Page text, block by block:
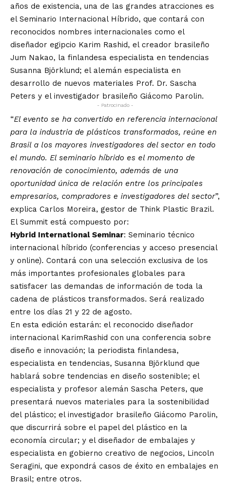
años de existencia, una de las grandes atracciones es
el Seminario Internacional Híbrido, que contará con
reconocidos nombres internacionales como el
diseñador egipcio Karim Rashid, el creador brasileño
Jum Nakao, la finlandesa especialista en tendencias
Susanna Björklund; el alemán especialista en
desarrollo de nuevos materiales Prof. Dr. Sascha
Peters y el investigador brasileño Giácomo Parolin.
- Patrocinado -
“El evento se ha convertido en referencia internacional
para la industria de plásticos transformados, reúne en
Brasil a los mayores investigadores del sector en todo
el mundo. El seminario híbrido es el momento de
renovación de conocimiento, además de una
oportunidad única de relación entre los principales
empresarios, compradores e investigadores del sector”,
explica Carlos Moreira, gestor de Think Plastic Brazil.
El Summit está compuesto por:
Hybrid International Seminar: Seminario técnico
internacional híbrido (conferencias y acceso presencial
y online). Contará con una selección exclusiva de los
más importantes profesionales globales para
satisfacer las demandas de información de toda la
cadena de plásticos transformados. Será realizado
entre los días 21 y 22 de agosto.
En esta edición estarán: el reconocido diseñador
internacional KarimRashid con una conferencia sobre
diseño e innovación; la periodista finlandesa,
especialista en tendencias, Susanna Björklund que
hablará sobre tendencias en diseño sostenible; el
especialista y profesor alemán Sascha Peters, que
presentará nuevos materiales para la sostenibilidad
del plástico; el investigador brasileño Giácomo Parolin,
que discurrirá sobre el papel del plástico en la
economía circular; y el diseñador de embalajes y
especialista en gobierno creativo de negocios, Lincoln
Seragini, que expondrá casos de éxito en embalajes en
Brasil; entre otros.